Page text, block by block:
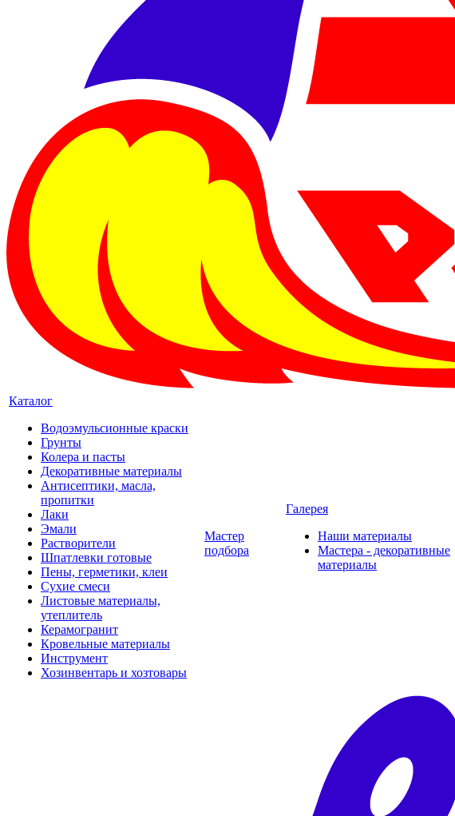
Каталог
Водоэмульсионные краски
Грунты
Колера и пасты
Декоративные материалы
Антисептики, масла,
пропитки
Лаки
Эмали
Растворители
Шпатлевки готовые
Пены, герметики, клеи
Сухие смеси
Листовые материалы,
утеплитель
Керамогранит
Кровельные материалы
Инструмент
Хозинвентарь и хозтовары
Мастер
подбора
Галерея
Наши материалы
Мастера - декоративные
материалы